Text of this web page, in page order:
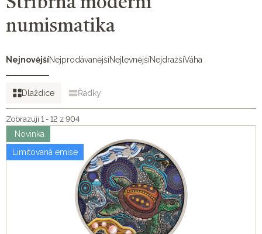
numismatika
NejnovějšíNejprodávanějšíNejlevnějšíNejdražšíVáha
Dlaždice Řádky
Zobrazuji 1 - 12 z 904
Novinka
Limitovaná emise